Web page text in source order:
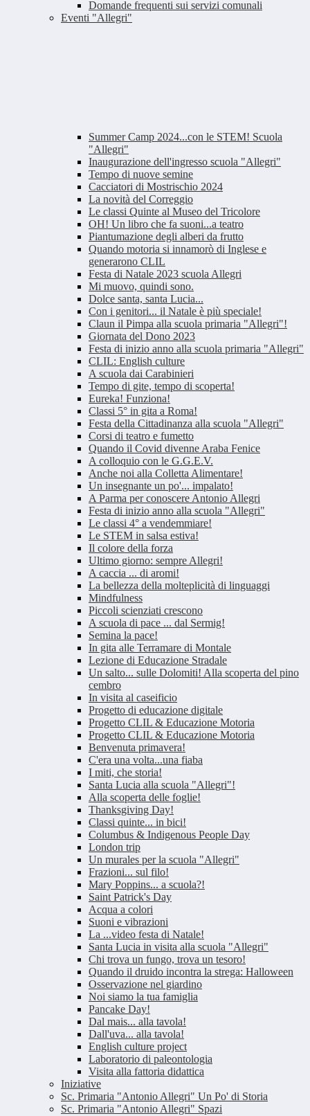
Domande frequenti sui servizi comunali
Eventi "Allegri"
Summer Camp 2024...con le STEM! Scuola
"Allegri"
Inaugurazione dell'ingresso scuola "Allegri"
Tempo di nuove semine
Cacciatori di Mostrischio 2024
La novità del Correggio
Le classi Quinte al Museo del Tricolore
OH! Un libro che fa suoni...a teatro
Piantumazione degli alberi da frutto
Quando motoria si innamorò di Inglese e
generarono CLIL
Festa di Natale 2023 scuola Allegri
Mi muovo, quindi sono.
Dolce santa, santa Lucia...
Con i genitori... il Natale è più speciale!
Claun il Pimpa alla scuola primaria "Allegri"!
Giornata del Dono 2023
Festa di inizio anno alla scuola primaria "Allegri"
CLIL: English culture
A scuola dai Carabinieri
Tempo di gite, tempo di scoperta!
Eureka! Funziona!
Classi 5° in gita a Roma!
Festa della Cittadinanza alla scuola "Allegri"
Corsi di teatro e fumetto
Quando il Covid divenne Araba Fenice
A colloquio con le G.G.E.V.
Anche noi alla Colletta Alimentare!
Un insegnante un po'... impalato!
A Parma per conoscere Antonio Allegri
Festa di inizio anno alla scuola "Allegri"
Le classi 4° a vendemmiare!
Le STEM in salsa estiva!
Il colore della forza
Ultimo giorno: sempre Allegri!
A caccia ... di aromi!
La bellezza della molteplicità di linguaggi
Mindfulness
Piccoli scienziati crescono
A scuola di pace ... dal Sermig!
Semina la pace!
In gita alle Terramare di Montale
Lezione di Educazione Stradale
Un salto... sulle Dolomiti! Alla scoperta del pino
cembro
In visita al caseificio
Progetto di educazione digitale
Progetto CLIL & Educazione Motoria
Progetto CLIL & Educazione Motoria
Benvenuta primavera!
C'era una volta...una fiaba
I miti, che storia!
Santa Lucia alla scuola "Allegri"!
Alla scoperta delle foglie!
Thanksgiving Day!
Classi quinte... in bici!
Columbus & Indigenous People Day
London trip
Un murales per la scuola "Allegri"
Frazioni... sul filo!
Mary Poppins... a scuola?!
Saint Patrick's Day
Acqua a colori
Suoni e vibrazioni
La ...video festa di Natale!
Santa Lucia in visita alla scuola "Allegri"
Chi trova un fungo, trova un tesoro!
Quando il druido incontra la strega: Halloween
Osservazione nel giardino
Noi siamo la tua famiglia
Pancake Day!
Dal mais... alla tavola!
Dall'uva... alla tavola!
English culture project
Laboratorio di paleontologia
Visita alla fattoria didattica
Iniziative
Sc. Primaria "Antonio Allegri" Un Po' di Storia
Sc. Primaria "Antonio Allegri" Spazi